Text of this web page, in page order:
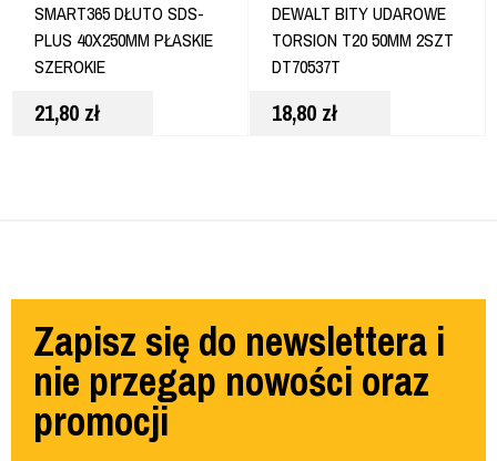
SMART365 DŁUTO SDS-
PLUS 40X250MM PŁASKIE
SZEROKIE
21,80 zł
DEWALT BITY UDAROWE
TORSION T20 50MM 2SZT
DT70537T
18,80 zł
Zapisz się do newslettera i
nie przegap nowości oraz
promocji